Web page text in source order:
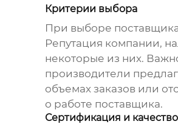
Критерии выбора
При выборе
Репутация компании,
некоторые из них.
производители
объемах заказов или
о работе поставщика.
Сертификация и качество